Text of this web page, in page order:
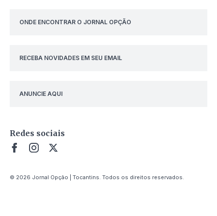
ONDE ENCONTRAR O JORNAL OPÇÃO
RECEBA NOVIDADES EM SEU EMAIL
ANUNCIE AQUI
Redes sociais
© 2026 Jornal Opção | Tocantins. Todos os direitos reservados.